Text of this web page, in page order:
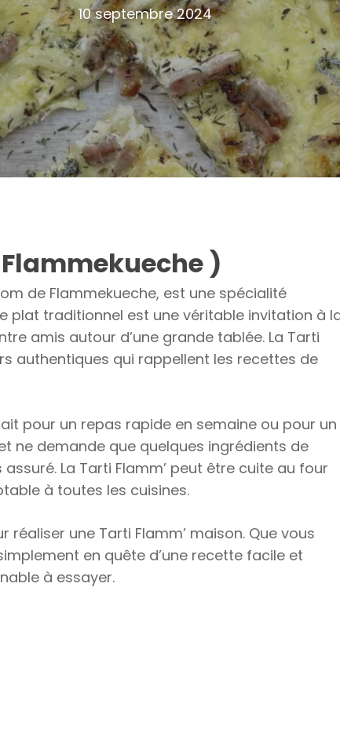
10 septembre 2024
)
de Flammekueche, est une spécialité
plat traditionnel est une véritable invitation à
amis autour d’une grande tablée. La Tarti
authentiques qui rappellent les recettes de
pour un repas rapide en semaine ou pour un
ne demande que quelques ingrédients de
La Tarti Flamm’ peut être cuite au four
à toutes les cuisines.
une Tarti Flamm’ maison. Que vous
en quête d’une recette facile et
à essayer.